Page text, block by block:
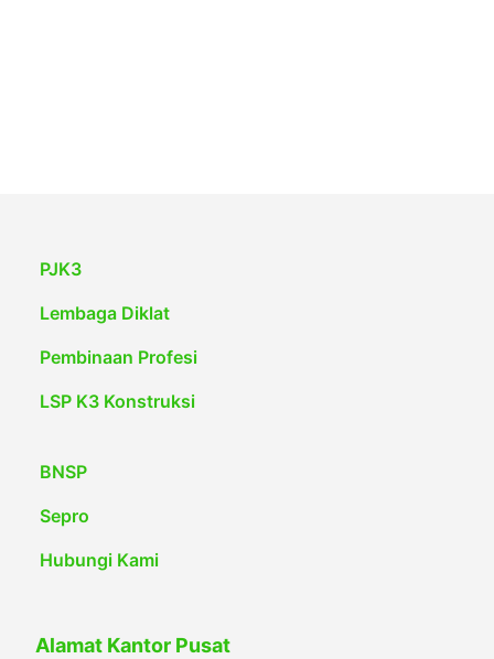
PJK3
Lembaga Diklat
Pembinaan Profesi
LSP K3 Konstruksi
BNSP
Sepro
Hubungi Kami
Alamat Kantor Pusat